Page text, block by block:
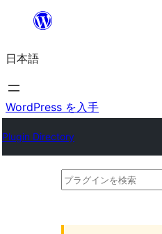
を
ス
キ
プ
日本語
WordPress を入手
Plugin Directory
プ